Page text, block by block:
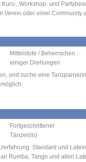
, Workshop- und
Verein oder einer Community
Mittelstufe / Beherrschen
einiger Drehungen
und suche eine
Fortgeschrittener
Tänzer(in)
Standard und
Rumba, Tango und allen